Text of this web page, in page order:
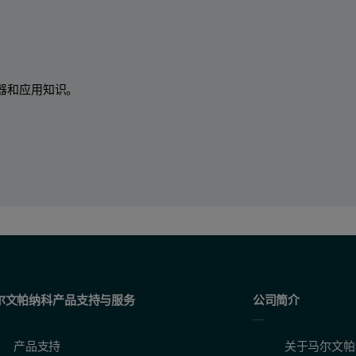
应用知识。
文帕纳科产品支持与服务
产品支持
公司简介
关于马尔文